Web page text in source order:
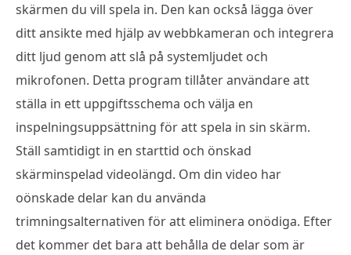
skärmen du vill spela in. Den kan också lägga över
ditt ansikte med hjälp av webbkameran och integrera
ditt ljud genom att slå på systemljudet och
mikrofonen. Detta program tillåter användare att
ställa in ett uppgiftsschema och välja en
inspelningsuppsättning för att spela in sin skärm.
Ställ samtidigt in en starttid och önskad
skärminspelad videolängd. Om din video har
oönskade delar kan du använda
trimningsalternativen för att eliminera onödiga. Efter
det kommer det bara att behålla de delar som är